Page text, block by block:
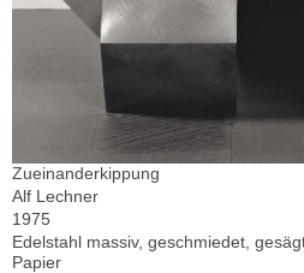
Zueinanderkippung
Alf Lechner
1975
Edelstahl massiv, geschmiedet,
Papier